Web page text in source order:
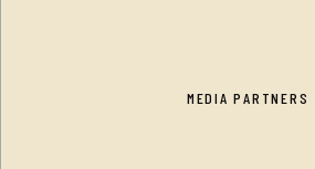
MEDIA PARTNERS